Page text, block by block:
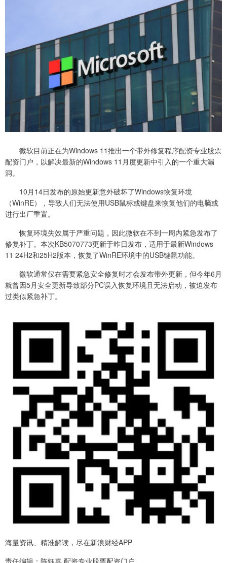
微软目前正在为Windows 11推出一个带外修复程序配资专业股票
配资门户，以解决最新的Windows 11月度更新中引入的一个重大漏
洞。
10月14日发布的原始更新意外破坏了Windows恢复环境
（WinRE），导致人们无法使用USB鼠标或键盘来恢复他们的电脑或
进行出厂重置。
恢复环境失效属于严重问题，因此微软在不到一周内紧急发布了
修复补丁。本次KB5070773更新于昨日发布，适用于最新Windows
11 24H2和25H2版本，恢复了WinRE环境中的USB键鼠功能。
微软通常仅在需要紧急安全修复时才会发布带外更新，但今年6月
就曾因5月安全更新导致部分PC误入恢复环境且无法启动，被迫发布
过类似紧急补丁。
海量资讯、精准解读，尽在新浪财经APP